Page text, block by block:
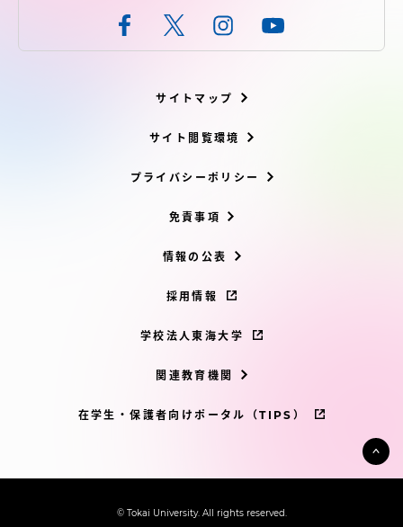
サイトマップ
サイト閲覧環境
プライバシーポリシー
免責事項
情報の公表
採用情報
学校法人東海大学
関連教育機関
在学生・保護者向けポータル（TIPS）
© Tokai University. All rights reserved.